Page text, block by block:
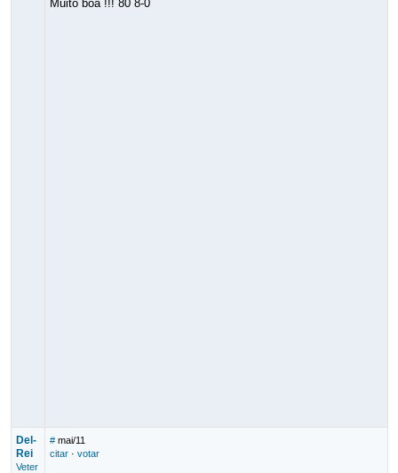
Muito boa !!! 80 8-0
Del-
Rei
Veter
# mai/11
citar· votar